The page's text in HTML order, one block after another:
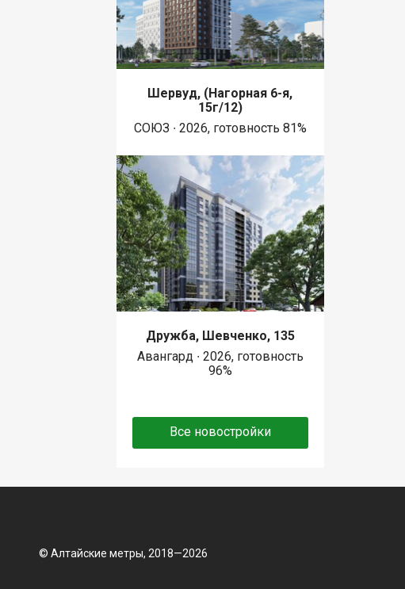
Шервуд, (Нагорная 6-я,
15г/12)
СОЮЗ ∙ 2026, готовность 81%
Дружба, Шевченко, 135
Авангард ∙ 2026, готовность
96%
Все новостройки
© Алтайские метры, 2018—2026